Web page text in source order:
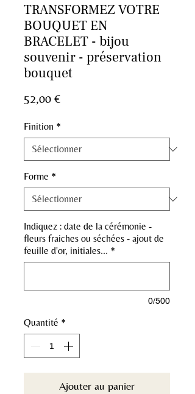
TRANSFORMEZ VOTRE
BOUQUET EN
BRACELET - bijou
souvenir - préservation
bouquet
52,00 €Prix
Finition *
Forme *
Indiquez : date de la cérémonie -
fleurs fraiches ou séchées - ajout de
feuille d'or, initiales... *
0/500
Quantité *
Ajouter au panier